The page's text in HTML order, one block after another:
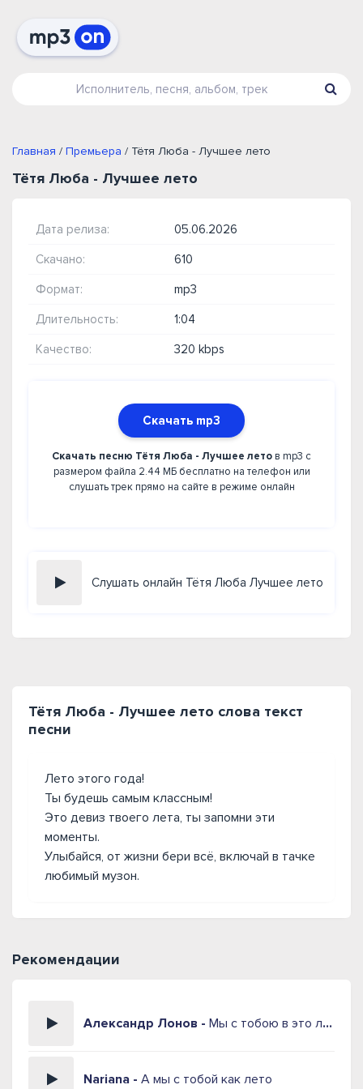
Главная / Премьера / Тётя Люба - Лучшее лето
Тётя Люба - Лучшее лето
Дата релиза: 05.06.2026
Скачано: 610
Формат: mp3
Длительность: 1:04
Качество: 320 kbps
Скачать mp3
Скачать песню Тётя Люба - Лучшее лето в mp3 с
размером файла 2.44 МБ бесплатно на телефон или
слушать трек прямо на сайте в режиме онлайн
Слушать онлайн Тётя Люба Лучшее лето
Тётя Люба - Лучшее лето слова текст
песни
Лето этого года!
Ты будешь самым классным!
Это девиз твоего лета, ты запомни эти
моменты.
Улыбайся, от жизни бери всё, включай в тачке
любимый музон.
Рекомендации
Александр Лонов - Мы с тобою в это лето
Nariana - А мы с тобой как лето